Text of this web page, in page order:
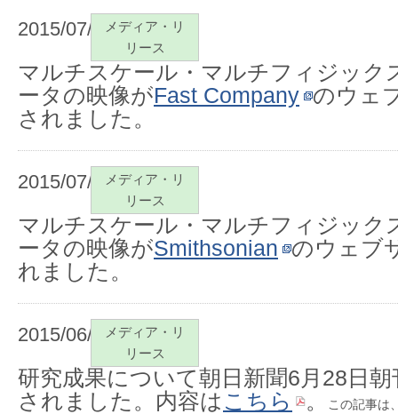
2015/07/01メディア・リ
リース
マルチスケール・マルチフィジック
ータの映像がFast Company のウェ
されました。
2015/07/01メディア・リ
リース
マルチスケール・マルチフィジック
ータの映像がSmithsonian
のウェブ
れました。
2015/06/29メディア・リ
リース
研究成果について朝日新聞6月28日
されました。内容は こちら 。
この記事は